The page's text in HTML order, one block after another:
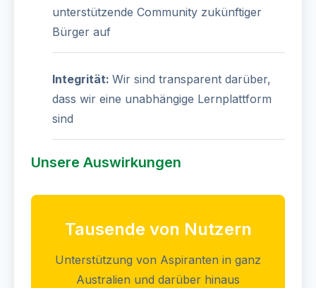
unterstützende Community zukünftiger
Bürger auf
Integrität: Wir sind transparent darüber,
dass wir eine unabhängige Lernplattform
sind
Unsere Auswirkungen
Tausende von Nutzern
Unterstützung von Aspiranten in ganz
Australien und darüber hinaus